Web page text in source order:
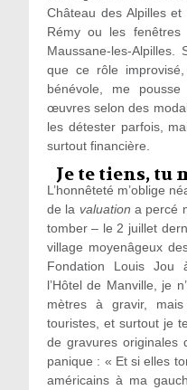
Château des Alpilles
Rémy ou les
Maussane-les-Alpilles.
que ce rôle
bénévole, me
œuvres selon des
les détester parfois,
surtout financière.
Je te tiens, tu
L’honnêteté m’oblige
de la valuation a percé
tomber – le 2 juillet
village moyenâgeux
Fondation Louis Jou
l’Hôtel de Manville, je
mètres à gravir, mais
touristes, et surtout je
de gravures originales
panique : « Et si elles
américains à ma